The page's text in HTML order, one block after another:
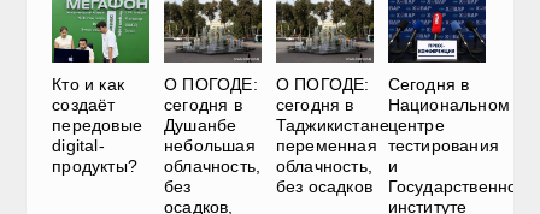
Кто и как
создаёт
передовые
digital-
продукты?
О ПОГОДЕ:
сегодня в
Душанбе
небольшая
облачность,
без
осадков,
О ПОГОДЕ:
сегодня в
Таджикистане
переменная
облачность,
без осадков
Сегодня в
Национальном
центре
тестирования
и
Государственном
институте